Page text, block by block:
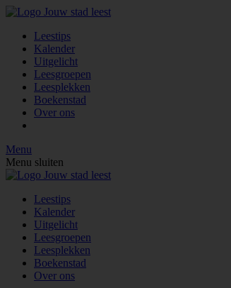
Leestips
Kalender
Uitgelicht
Leesgroepen
Leesplekken
Boekenstad
Over ons
Menu
Menu sluiten
Leestips
Kalender
Uitgelicht
Leesgroepen
Leesplekken
Boekenstad
Over ons